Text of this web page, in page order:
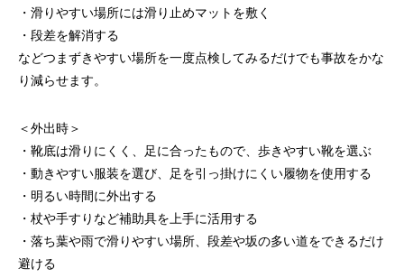
・滑りやすい場所には滑り止めマットを敷く
・段差を解消する
などつまずきやすい場所を一度点検してみるだけでも事故をかな
り減らせます。
＜外出時＞
・靴底は滑りにくく、足に合ったもので、歩きやすい靴を選ぶ
・動きやすい服装を選び、足を引っ掛けにくい履物を使用する
・明るい時間に外出する
・杖や手すりなど補助具を上手に活用する
・落ち葉や雨で滑りやすい場所、段差や坂の多い道をできるだけ
避ける